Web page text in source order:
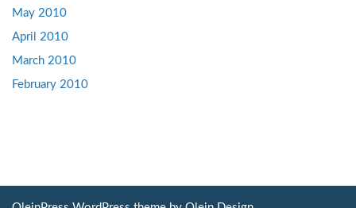
May 2010
April 2010
March 2010
February 2010